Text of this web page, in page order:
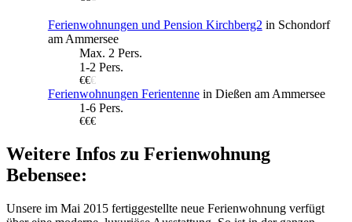
Ferienwohnungen und Pension Kirchberg2 in Schondorf
am Ammersee
Max. 2 Pers.
1-2 Pers.
€€€
Ferienwohnungen Ferientennein Dießen am Ammersee
1-6 Pers.
€€€
Weitere Infos zu Ferienwohnung
Bebensee:
Unsere im Mai 2015 fertiggestellte neue Ferienwohnung verfügt